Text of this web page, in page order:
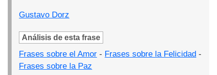
Gustavo Dorz
Análisis de esta frase
Frases sobre el Amor - Frases sobre la Felicidad -
Frases sobre la Paz